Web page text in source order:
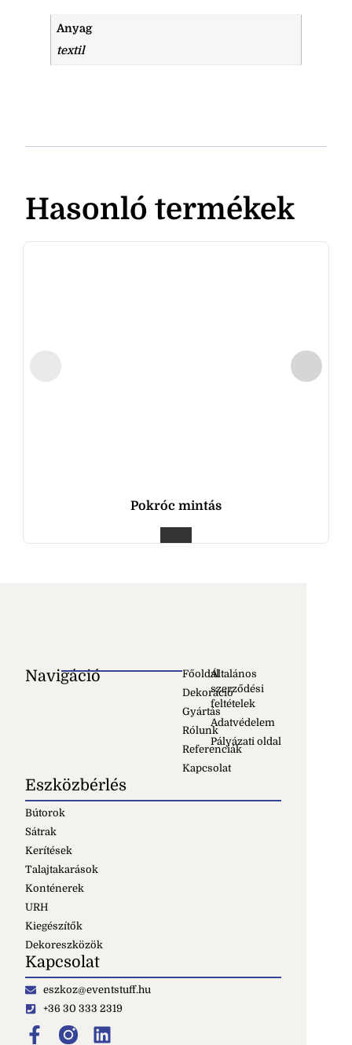
Anyag
textil
Hasonló termékek
Pokróc mintás
Navigáció
Főoldal
Dekoráció
Gyártás
Rólunk
Referenciák
Kapcsolat
Általános
szerződési
feltételek
Adatvédelem
Pályázati oldal
Eszközbérlés
Bútorok
Sátrak
Kerítések
Talajtakarások
Konténerek
URH
Kiegészítők
Dekoreszközök
Kapcsolat
eszkoz@eventstuff.hu
+36 30 333 2319